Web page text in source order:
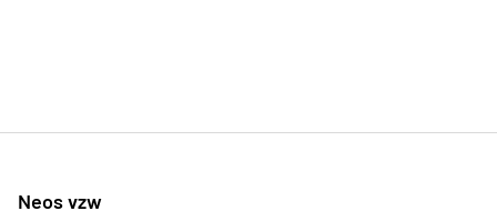
Neos vzw